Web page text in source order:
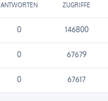
ANTWORTEN ZUGRIFFE
0 146800
0 67679
0 67617